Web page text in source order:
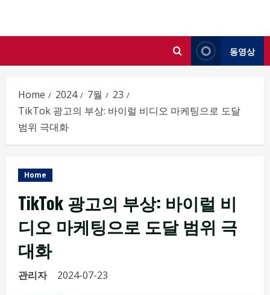
content
동영상
Home 2024 7월
23
TikTok 광고의 부상: 바이럴 비디오 마케팅으로 도달
범위 극대화
Home
TikTok 광고의 부상: 바이럴 비
디오 마케팅으로 도달 범위 극
대화
관리자 2024-07-23